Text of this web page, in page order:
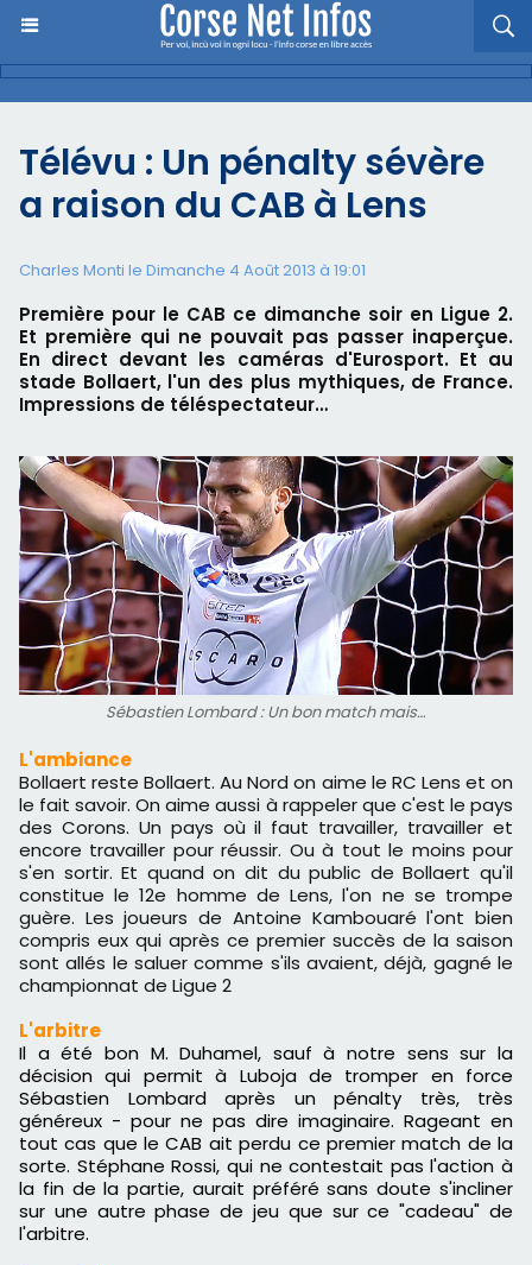
Télévu : Un pénalty sévère
a raison du CAB à Lens
Charles Monti le Dimanche 4 Août 2013 à 19:01
Première pour le CAB ce dimanche soir en Ligue 2.
Et première qui ne pouvait pas passer inaperçue.
En direct devant les caméras d'Eurosport. Et au
stade Bollaert, l'un des plus mythiques, de France.
Impressions de téléspectateur…
Sébastien Lombard : Un bon match mais…
L'ambiance
Bollaert reste Bollaert. Au Nord on aime le RC Lens et on
le fait savoir. On aime aussi à rappeler que c'est le pays
des Corons. Un pays où il faut travailler, travailler et
encore travailler pour réussir. Ou à tout le moins pour
s'en sortir. Et quand on dit du public de Bollaert qu'il
constitue le 12e homme de Lens, l'on ne se trompe
guère. Les joueurs de Antoine Kambouaré l'ont bien
compris eux qui après ce premier succès de la saison
sont allés le saluer comme s'ils avaient, déjà, gagné le
championnat de Ligue 2
L'arbitre
Il a été bon M. Duhamel, sauf à notre sens sur la
décision qui permit à Luboja de tromper en force
Sébastien Lombard après un pénalty très, très
généreux - pour ne pas dire imaginaire. Rageant en
tout cas que le CAB ait perdu ce premier match de la
sorte. Stéphane Rossi, qui ne contestait pas l'action à
la fin de la partie, aurait préféré sans doute s'incliner
sur une autre phase de jeu que sur ce "cadeau" de
l'arbitre.